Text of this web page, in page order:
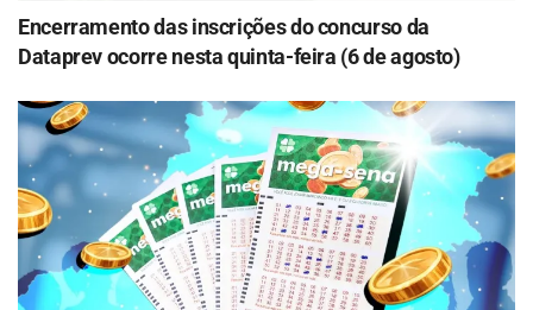
Encerramento das inscrições do concurso da
Dataprev ocorre nesta quinta-feira (6 de agosto)